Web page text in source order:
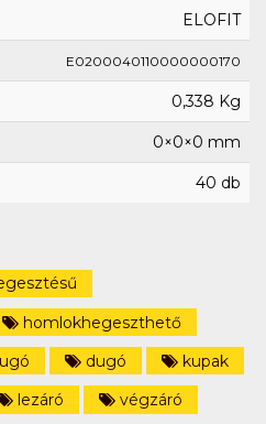
ELOFIT
E0200040110000000170
0,338 Kg
0×0×0 mm
40 db
homlokhegeszthető
dugó
kupak
lezáró
végzáró